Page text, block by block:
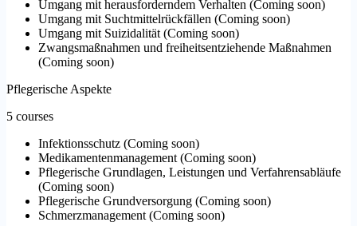
Umgang mit herausforderndem Verhalten (Coming soon)
Umgang mit Suchtmittelrückfällen (Coming soon)
Umgang mit Suizidalität (Coming soon)
Zwangsmaßnahmen und freiheitsentziehende Maßnahmen
(Coming soon)
Pflegerische Aspekte
5 courses
Infektionsschutz (Coming soon)
Medikamentenmanagement (Coming soon)
Pflegerische Grundlagen, Leistungen und Verfahrensabläufe
(Coming soon)
Pflegerische Grundversorgung (Coming soon)
Schmerzmanagement (Coming soon)